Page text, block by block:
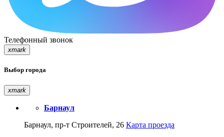
Телефонный звонок
xmark
Выбор города
xmark
Барнаул
Барнаул, пр-т Строителей, 26 Карта проезда